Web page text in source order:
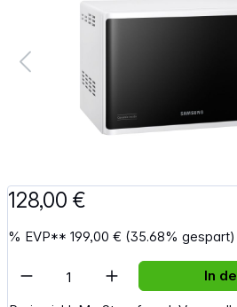
128,00 €
% EVP**199,00 € (35.68% gespart)
Artikel Anzahl: Gib den
In